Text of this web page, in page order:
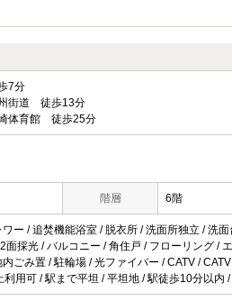
7分
街道 徒歩13分
体育館 徒歩25分
階層 6階
ー / 追焚機能浴室 / 脱衣所 / 洗面所独立 / 洗
面採光 / バルコニー / 角住戸 / フローリング /
ごみ置 / 駐輪場 / 光ファイバー / CATV /
用可 / 駅まで平坦 / 平坦地 / 駅徒歩10分以内